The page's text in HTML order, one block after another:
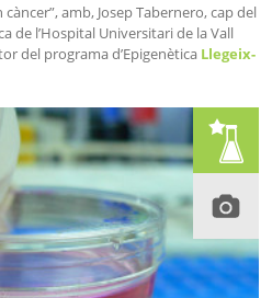
amb, Josep Tabernero, cap del
de l’Hospital Universitari de la Vall
del programa d’Epigenètica Llegeix-